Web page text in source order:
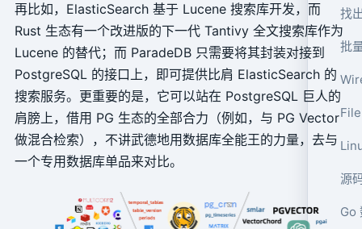
找
批
源
Go
再比如，ElasticSearch 基于 Lucene 搜索库开发，而
Rust 生态有一个改进版的下一代 Tantivy 全文搜索库作为
Lucene 的替代；而 ParadeDB 只需要将其封装对接到
PostgreSQL 的接口上，即可提供比肩 ElasticSearch 的
搜索服务。更重要的是，它可以站在 PostgreSQL 巨人的
肩膀上，借用 PG 生态的全部合力（例如，与 PG Vector
做混合检索），不讲武德地用数据库全能王的力量，去与
一个专用数据库单品来对比。